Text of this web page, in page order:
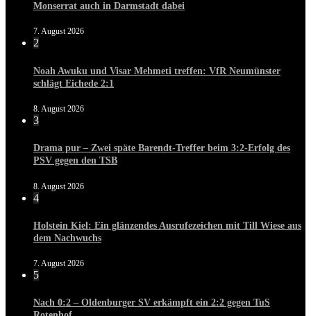
Monserrat auch in Darmstadt dabei
7. August 2026
2
Noah Awuku und Visar Mehmeti treffen: VfR Neumünster
schlägt Eichede 2:1
8. August 2026
3
Drama pur – Zwei späte Barendt-Treffer beim 3:2-Erfolg des
PSV gegen den TSB
8. August 2026
4
Holstein Kiel: Ein glänzendes Ausrufezeichen mit Till Wiese aus
dem Nachwuchs
7. August 2026
5
Nach 0:2 – Oldenburger SV erkämpft ein 2:2 gegen TuS